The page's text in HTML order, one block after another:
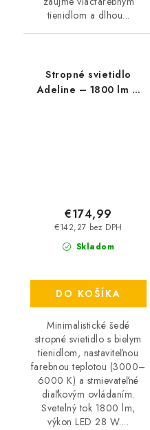
tienidlom a dlhou...
Stropné svietidlo
Adeline – 1800 lm –
Skladom
€142,27 bez DPH
€174,99
DO KOŠÍKA
Minimalistické šedé
stropné svietidlo s bielym
tienidlom, nastaviteľnou
farebnou teplotou (3000–
6000 K) a stmievateľné
diaľkovým ovládaním.
Svetelný tok 1800 lm,
výkon LED 28 W....